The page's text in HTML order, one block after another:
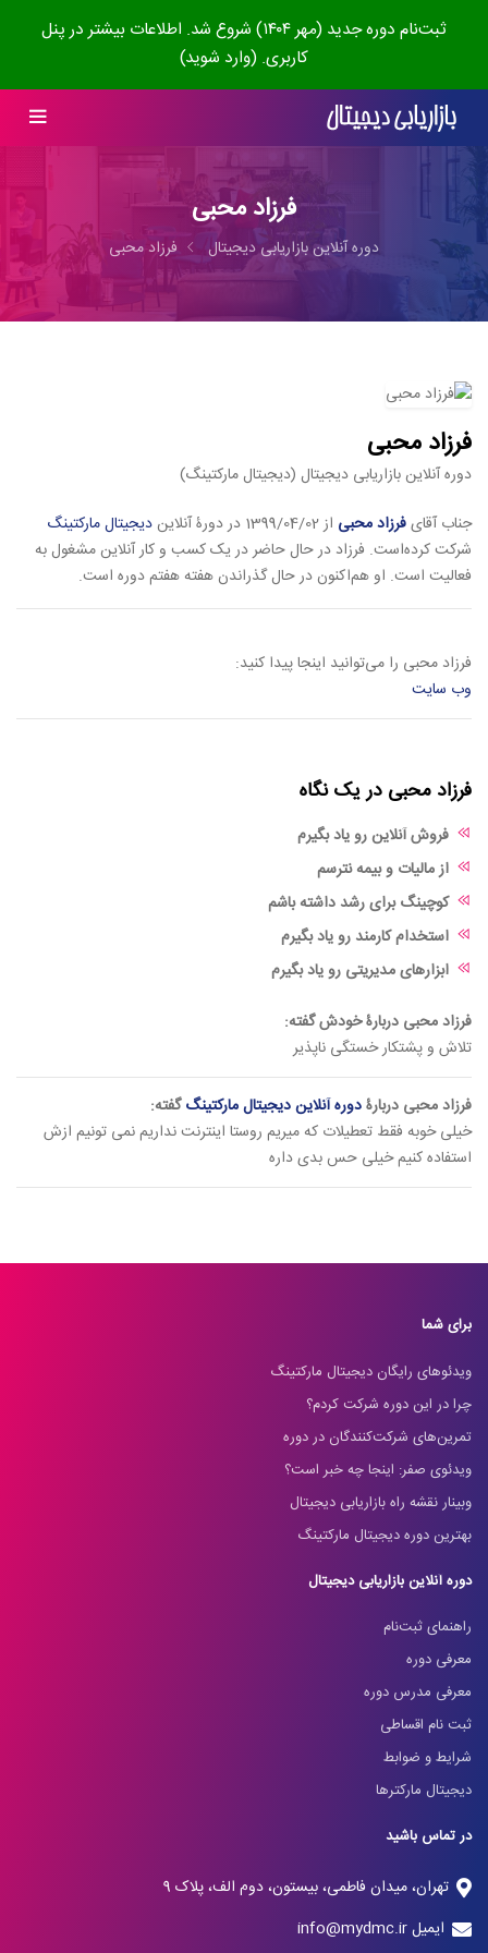
ثبت‌نام دوره جدید (مهر ۱۴۰۴) شروع شد. اطلاعات بیشتر در پنل
کاربری. (وارد شوید)
فرزاد محبی
دوره آنلاین بازاریابی دیجیتال فرزاد محبی
فرزاد محبی
دوره آنلاین بازاریابی دیجیتال (دیجیتال مارکتینگ)
جناب آقایفرزاد محبی از 1399/04/02 در دورۀ آنلاین
دیجیتال مارکتینگ
شرکت کرده‌است. فرزاد در حال حاضر در یک کسب و کار آنلاین مشغول به
فعالیت است. او هم‌اکنون در حال گذراندن هفته هفتم دوره است.
فرزاد محبی را می‌توانید اینجا پیدا کنید:
وب سایت
فرزاد محبی در یک نگاه
فروش آنلاین رو یاد بگیرم
از مالیات و بیمه نترسم
کوچینگ برای رشد داشته باشم
استخدام کارمند رو یاد بگیرم
ابزارهای مدیریتی رو یاد بگیرم
فرزاد محبی دربارۀ خودش گفته:
تلاش و پشتکار خستگی ناپذیر
فرزاد محبی دربارۀدوره آنلاین دیجیتال مارکتینگگفته:
خیلی خوبه فقط تعطیلات که میریم روستا اینترنت نداریم نمی تونیم ازش
استفاده کنیم خیلی حس بدی داره
برای شما
ویدئوهای رایگان دیجیتال مارکتینگ
چرا در این دوره شرکت کردم؟
تمرین‌های شرکت‌کنندگان در دوره
ویدئوی صفر: اینجا چه خبر است؟
وبینار نقشه راه بازاریابی دیجیتال
بهترین دوره دیجیتال مارکتینگ
دوره آنلاین بازاریابی دیجیتال
راهنمای ثبت‌نام
معرفی دوره
معرفی مدرس دوره
ثبت نام اقساطی
شرایط و ضوابط
دیجیتال مارکترها
در تماس باشید
تهران، میدان فاطمی، بیستون، دوم الف، پلاک 9
ایمیل info@mydmc.ir